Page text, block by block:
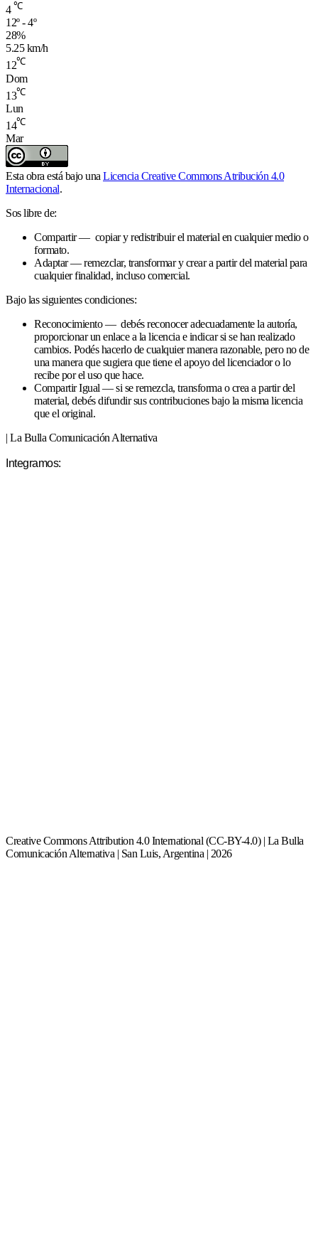
4 ℃
12º - 4º
28%
5.25 km/h
12℃
Dom
13℃
Lun
14℃
Mar
Esta obra está bajo una Licencia Creative Commons Atribución 4.0
Internacional.
Sos libre de:
Compartir — copiar y redistribuir el material en cualquier medio o
formato.
Adaptar — remezclar, transformar y crear a partir del material para
cualquier finalidad, incluso comercial.
Bajo las siguientes condiciones:
Reconocimiento — debés reconocer adecuadamente la autoría,
proporcionar un enlace a la licencia e indicar si se han realizado
cambios. Podés hacerlo de cualquier manera razonable, pero no de
una manera que sugiera que tiene el apoyo del licenciador o lo
recibe por el uso que hace.
Compartir Igual — si se remezcla, transforma o crea a partir del
material, debés difundir sus contribuciones bajo la misma licencia
que el original.
| La Bulla Comunicación Alternativa
Integramos:
Creative Commons Attribution 4.0 International (CC-BY-4.0) | La Bulla
Comunicación Alternativa | San Luis, Argentina | 2026